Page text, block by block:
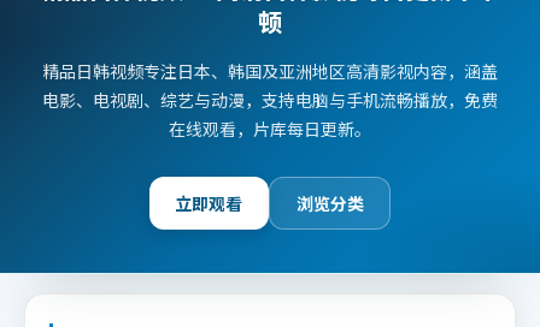
顿
精品日韩视频专注日本、韩国及亚洲地区高清影视内容，涵盖
电影、电视剧、综艺与动漫，支持电脑与手机流畅播放，免费
在线观看，片库每日更新。
立即观看 浏览分类